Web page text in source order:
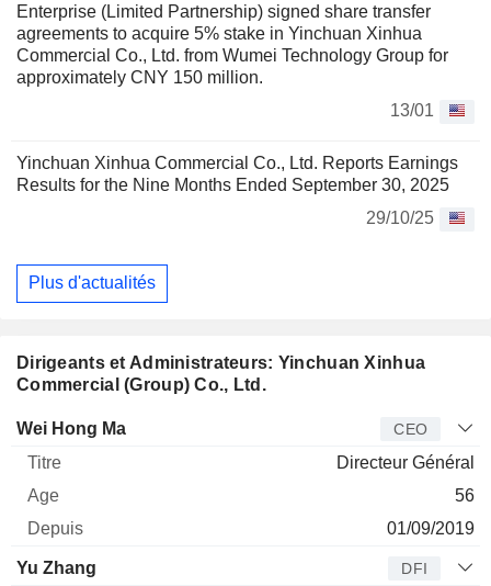
Enterprise (Limited Partnership) signed share transfer
agreements to acquire 5% stake in Yinchuan Xinhua
Commercial Co., Ltd. from Wumei Technology Group for
approximately CNY 150 million.
13/01
Yinchuan Xinhua Commercial Co., Ltd. Reports Earnings
Results for the Nine Months Ended September 30, 2025
29/10/25
Plus d'actualités
Dirigeants et Administrateurs: Yinchuan Xinhua
Commercial (Group) Co., Ltd.
Dirigeant Titre
Wei Hong Ma CEO
Directeur Général
56
01/09/2019
Yu Zhang DFI